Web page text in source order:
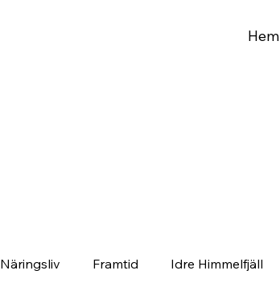
Hem
Näringsliv Framtid Idre Himmelfjäll